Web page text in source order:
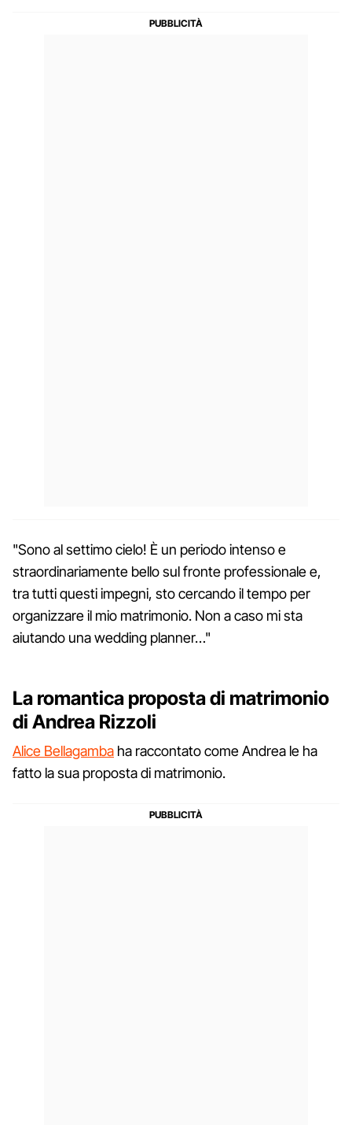
"Sono al settimo cielo! È un periodo intenso e
straordinariamente bello sul fronte professionale e,
tra tutti questi impegni, sto cercando il tempo per
organizzare il mio matrimonio. Non a caso mi sta
aiutando una wedding planner…"
La romantica proposta di matrimonio
di Andrea Rizzoli
Alice Bellagamba ha raccontato come Andrea le ha
fatto la sua proposta di matrimonio.